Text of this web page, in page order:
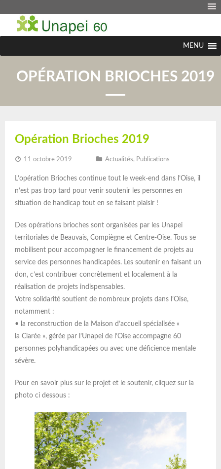
MENU
OPÉRATION BRIOCHES 2019
Opération Brioches 2019
11 octobre 2019 Actualités, Publications
L’opération Brioches continue tout le week-end dans l’Oise, il
n’est pas trop tard pour venir soutenir les personnes en
situation de handicap tout en se faisant plaisir !
Des opérations brioches sont organisées par les Unapei
territoriales de Beauvais, Compiègne et Centre-Oise. Tous se
mobilisent pour accompagner le financement de projets au
service des personnes handicapées. Les soutenir en faisant un
don, c’est contribuer concrètement et localement à la
réalisation de projets indispensables.
Votre solidarité soutient de nombreux projets dans l’Oise,
notamment :
• la reconstruction de la Maison d’accueil spécialisée «
la Clarée », gérée par l’Unapei de l’Oise accompagne 60
personnes polyhandicapées ou avec une déficience mentale
sévère.
Pour en savoir plus sur le projet et le soutenir, cliquez sur la
photo ci dessous :